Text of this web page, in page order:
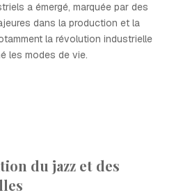
a émergé, marquée par des
dans la production et la
la révolution industrielle
les modes de vie.
du jazz et des